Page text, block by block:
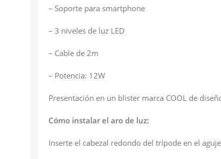
– Soporte para smartphone
– 3 niveles de luz LED
– Cable de 2m
– Potencia: 12W
Presentación en un blister marca COOL de
Cómo instalar el aro de luz:
Inserte el cabezal redondo del trípode en el